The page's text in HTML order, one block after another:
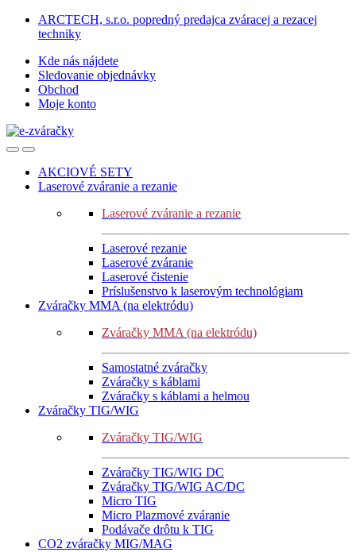
Skip
Skip
ARCTECH, s.r.o. popredný predajca zváracej a rezacej
techniky
Kde nás nájdete
Sledovanie objednávky
Obchod
Moje konto
AKCIOVÉ SETY
Laserové zváranie a rezanie
Laserové zváranie a rezanie
Laserové rezanie
Laserové zváranie
Laserové čistenie
Príslušenstvo k laserovým technológiam
Zváračky MMA (na elektródu)
Zváračky MMA (na elektródu)
Samostatné zváračky
Zváračky s káblami
Zváračky s káblami a helmou
Zváračky TIG/WIG
Zváračky TIG/WIG
Zváračky TIG/WIG DC
Zváračky TIG/WIG AC/DC
Micro TIG
Micro Plazmové zváranie
Podávače drôtu k TIG
CO2 zváračky MIG/MAG